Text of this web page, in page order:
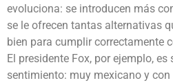
evoluciona: se introducen más
se le ofrecen tantas alternativas
bien para cumplir correctamente
El presidente Fox, por ejemplo,
sentimiento: muy mexicano y